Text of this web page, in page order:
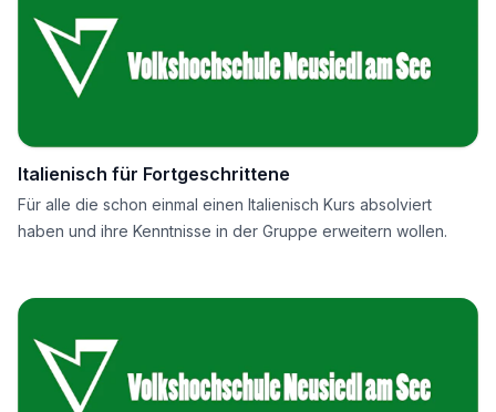
Italienisch für Fortgeschrittene
Für alle die schon einmal einen Italienisch Kurs absolviert
haben und ihre Kenntnisse in der Gruppe erweitern wollen.